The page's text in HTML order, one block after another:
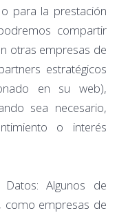
para la prestación
compartir
otras empresas de
estratégicos
en su web),
sea necesario,
o interés
Datos: Algunos de
como empresas de